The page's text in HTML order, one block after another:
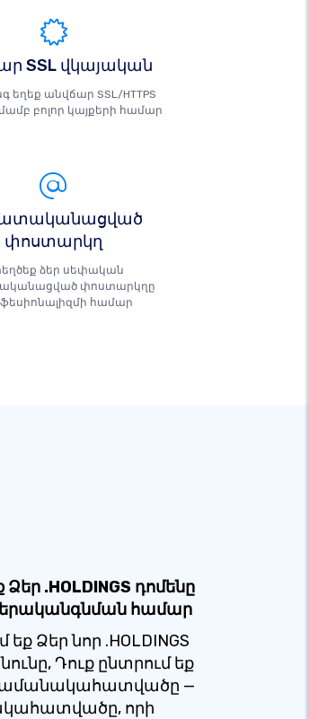
SSL վկայական
եղեք անվճար SSL/HTTPS
բոլոր կայքերի համար
փոստարկղ
ձեր սեփական
փոստարկղը
համար
.HOLDINGS դոմենը
համար
Ձեր նոր .HOLDINGS
Դուք ընտրում եք
—
որի